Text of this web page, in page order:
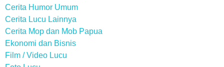
Cerita Humor Umum
Cerita Lucu Lainnya
Cerita Mop dan Mob Papua
Ekonomi dan Bisnis
Film / Video Lucu